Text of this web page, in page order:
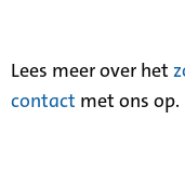
Lees meer over het
contact met ons op.